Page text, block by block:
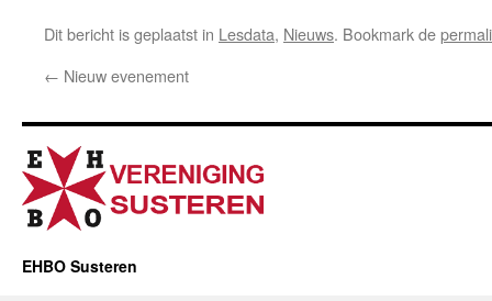
Dit bericht is geplaatst in Lesdata, Nieuws. Bookmark de
← Nieuw evenement
EHBO Susteren